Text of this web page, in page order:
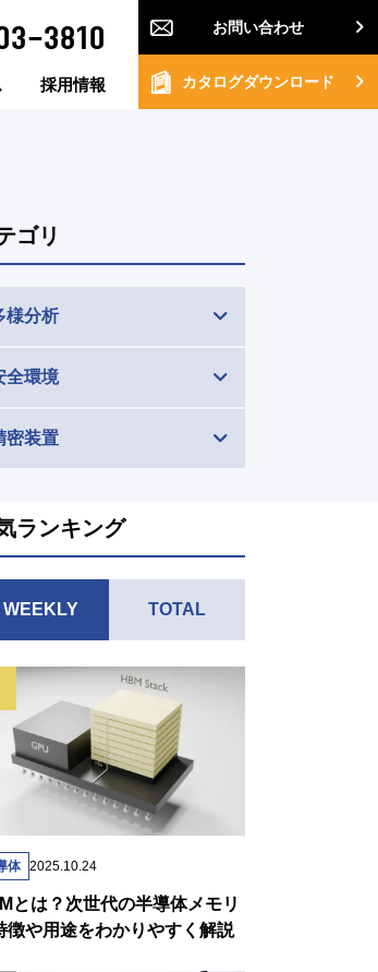
採用情報
3810 お問い合わせ
カタログダウンロード
ゴリ
様分析
全環境
密装置
ランキング
WEEKLY TOTAL
体 2025.10.24
とは？次世代の半導体メモリ
徴や用途をわかりやすく解説